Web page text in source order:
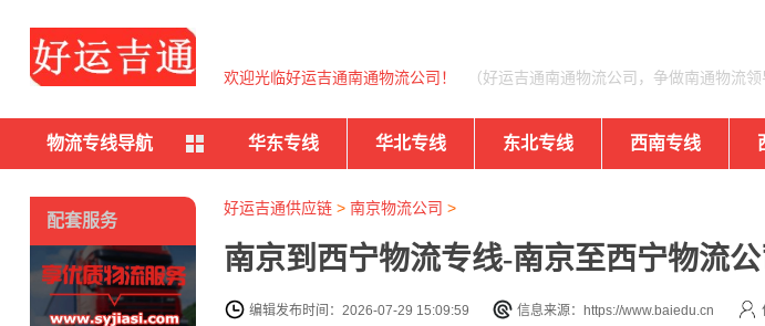
欢迎光临好运吉通南通物流公司！ （好运吉通南通物流公司，争做南通物流领
物流专线导航 华东专线 华北专线 东北专线 西南专线
好运吉通供应链> 南京物流公司 >
南京到西宁物流专线-南京至西宁物流公
编辑发布时间：2026-07-29 15:09:59 信息来源：https://www.baiedu.cn
配套服务